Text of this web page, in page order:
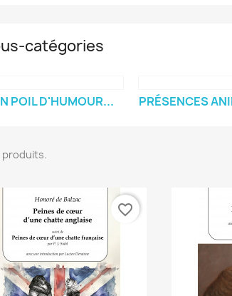
catégories
POIL D'HUMOUR... PRÉSENCES
produits.
favorite_border